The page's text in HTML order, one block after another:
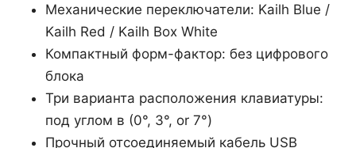
Механические переключатели: Kailh Blue /
Kailh Red / Kailh Box White
Компактный форм-фактор: без цифрового
блока
Три варианта расположения клавиатуры:
под углом в (0°, 3°, or 7°)
Прочный отсоединяемый кабель USB